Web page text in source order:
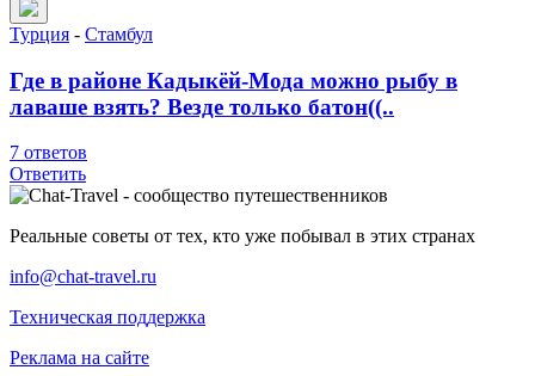
Турция - Стамбул
Где в районе Кадыкёй-Мода можно рыбу в
лаваше взять? Везде только батон((..
7 ответов
Ответить
Реальные советы от тех, кто уже побывал в этих странах
info@chat-travel.ru
Техническая поддержка
Реклама на сайте